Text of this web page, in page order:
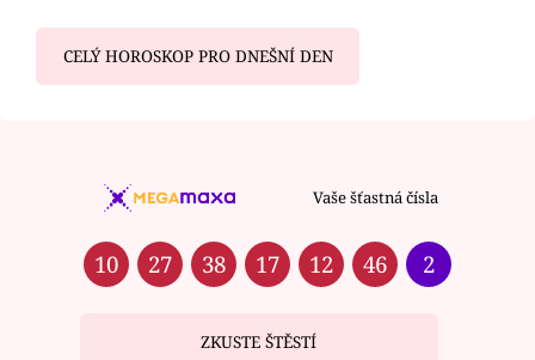
CELÝ HOROSKOP PRO DNEŠNÍ DEN
Vaše šťastná čísla
10 27 38 17 12 46 2
ZKUSTE ŠTĚSTÍ